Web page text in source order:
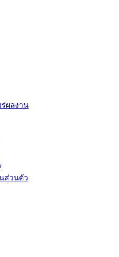
ผลงาน
ส่วนตัว